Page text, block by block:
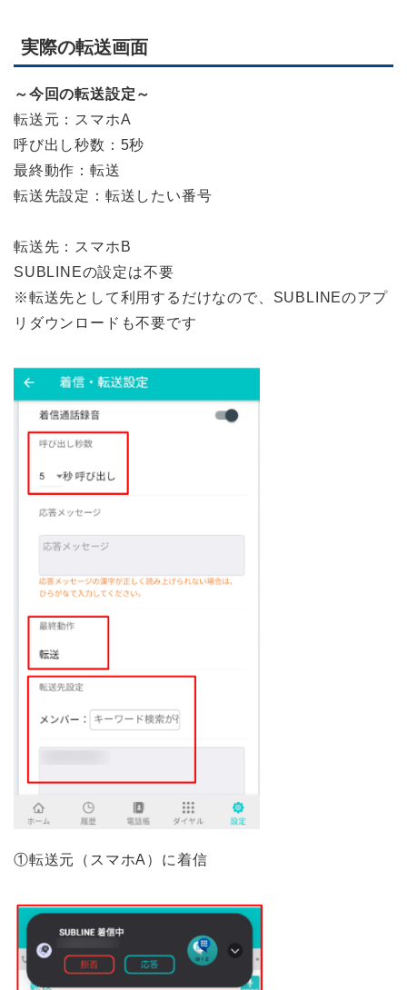
実際の転送画面
～今回の転送設定～
転送元：スマホA
呼び出し秒数：5秒
最終動作：転送
転送先設定：転送したい番号
転送先：スマホB
SUBLINEの設定は不要
※転送先として利用するだけなので、SUBLINEのアプ
リダウンロードも不要です
①転送元（スマホA）に着信